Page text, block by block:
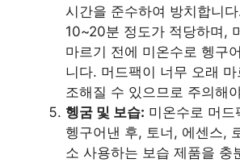
시간을 준수하여 방치합니
10~20분 정도가 적당하며,
마르기 전에 미온수로 헹구
니다. 머드팩이 너무 오래
조해질 수 있으므로 주의해
헹굼 및 보습: 미온수로 머드
헹구어낸 후, 토너, 에센스,
소 사용하는 보습 제품을 충